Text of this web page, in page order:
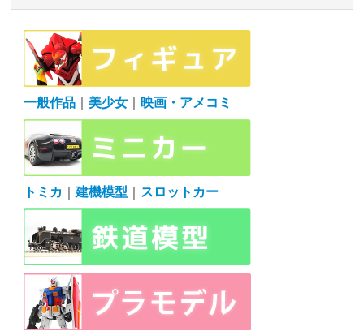
一般作品 美少女 映画・アメコミ
トミカ ｜建機模型 スロットカー